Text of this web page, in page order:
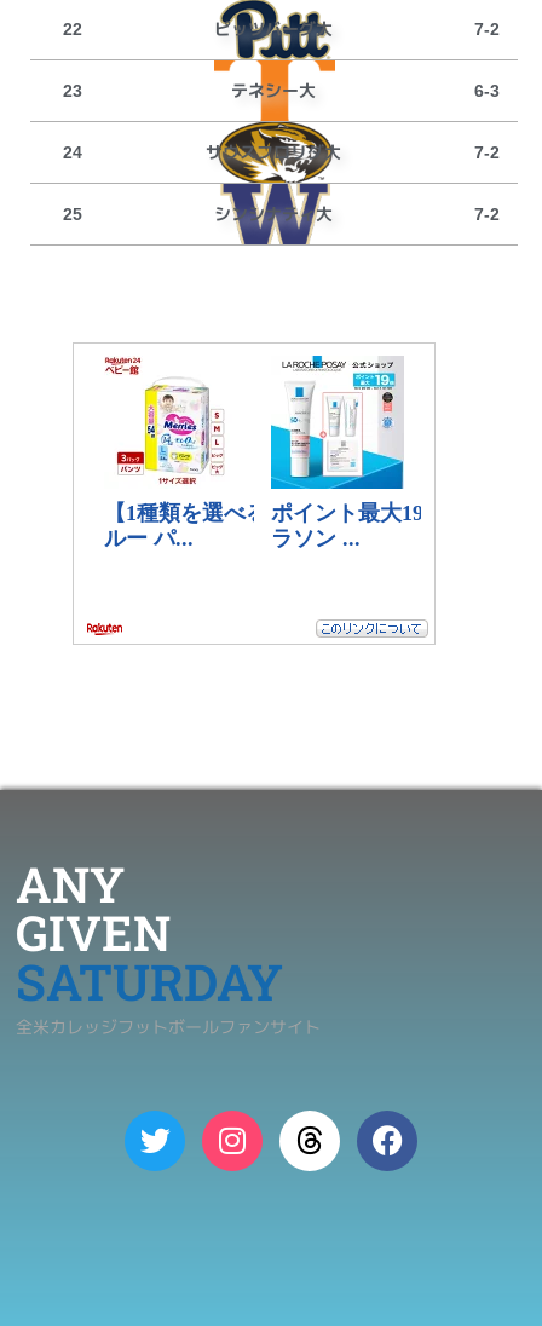
22 ピッツバーグ大 7-2
23 テネシー大 6-3
24 サウスフロリダ大 7-2
25 シンシナティ大 7-2
ANY
GIVEN
SATURDAY
全米カレッジフットボールファンサイト